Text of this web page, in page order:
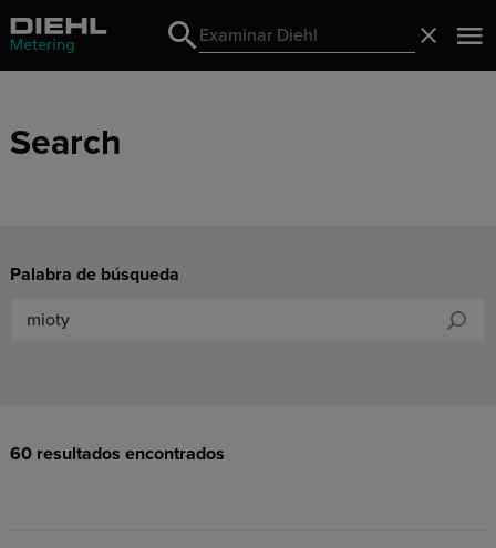
Search
Search
Search
Palabra de búsqueda
60 resultados encontrados